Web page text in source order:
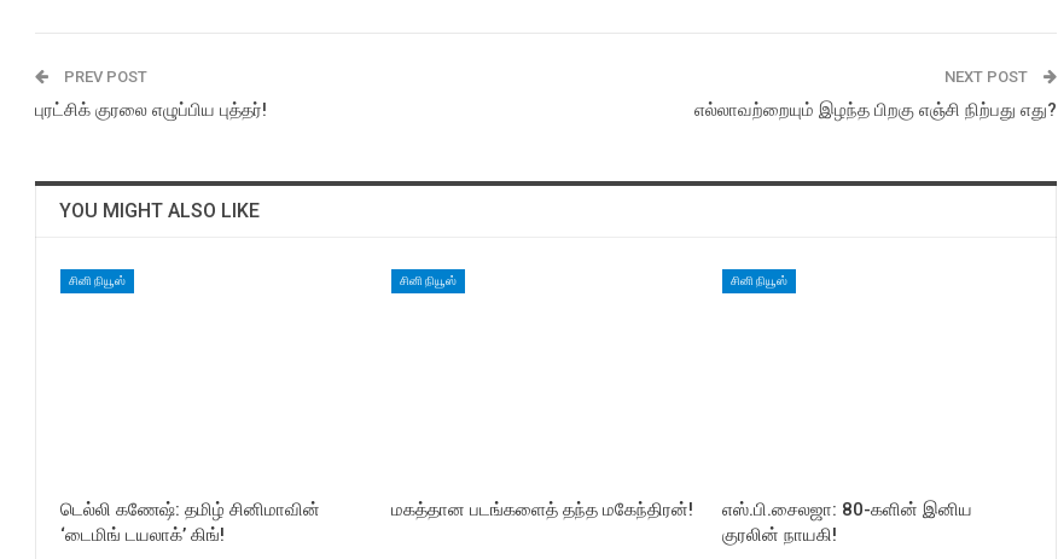
PREV POST
புரட்சிக் குரலை எழுப்பிய புத்தர்!
NEXT POST
எல்லாவற்றையும் இழந்த பிறகு எஞ்சி நிற்பது எது?
YOU MIGHT ALSO LIKE
சினி நியூஸ்
டெல்லி கணேஷ்: தமிழ் சினிமாவின்
‘டைமிங் டயலாக்’ கிங்!
சினி நியூஸ்
மகத்தான படங்களைத் தந்த மகேந்திரன்!
சினி நியூஸ்
எஸ்.பி.சைலஜா: 80-களின் இனிய
குரலின் நாயகி!